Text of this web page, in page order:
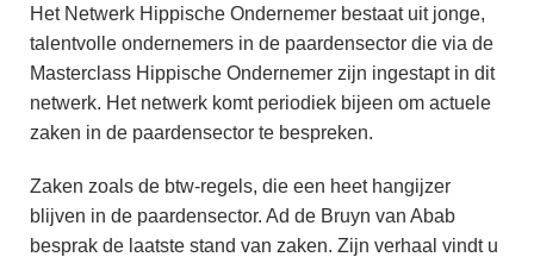
Het Netwerk Hippische Ondernemer bestaat uit jonge,
talentvolle ondernemers in de paardensector die via de
Masterclass Hippische Ondernemer zijn ingestapt in dit
netwerk. Het netwerk komt periodiek bijeen om actuele
zaken in de paardensector te bespreken.
Zaken zoals de btw-regels, die een heet hangijzer
blijven in de paardensector. Ad de Bruyn van Abab
besprak de laatste stand van zaken. Zijn verhaal vindt u